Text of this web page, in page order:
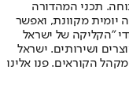
תכני המהדורה
יומית מקוונת, ואפשר
"הקליקה של ישראל
ושירותים. ישראל
הקוראים. פנו אלינו